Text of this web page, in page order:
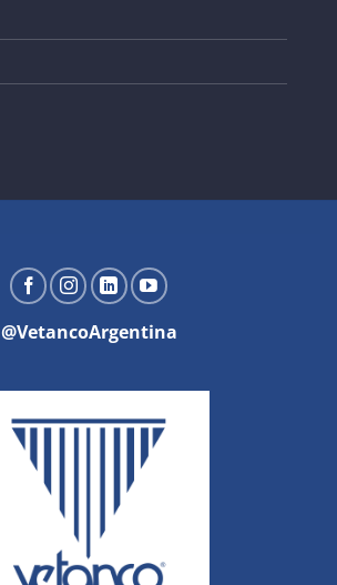
@VetancoArgentina